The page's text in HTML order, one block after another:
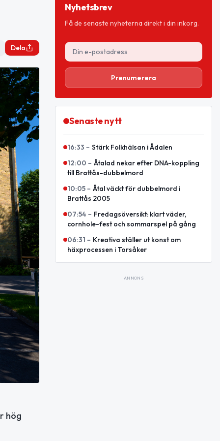
Dela
hög
Nyhetsbrev
Få de senaste nyheterna direkt i din inkorg.
Prenumerera
Senaste nytt
16:33 – Stärk Folkhälsan i Ådalen
12:00 – Åtalad nekar efter DNA-koppling
till Brattås-dubbelmord
10:05 – Åtal väckt för dubbelmord i
Brattås 2005
07:54 – Fredagsöversikt: klart väder,
cornhole-fest och sommarspel på gång
06:31 – Kreativa ställer ut konst om
häxprocessen i Torsåker
ANNONS